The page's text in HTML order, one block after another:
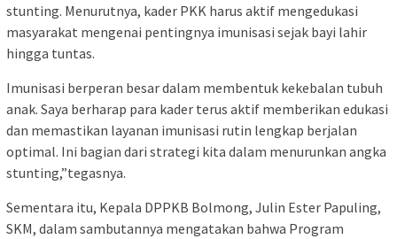
stunting. Menurutnya, kader PKK harus aktif mengedukasi
masyarakat mengenai pentingnya imunisasi sejak bayi lahir
hingga tuntas.
Imunisasi berperan besar dalam membentuk kekebalan tubuh
anak. Saya berharap para kader terus aktif memberikan edukasi
dan memastikan layanan imunisasi rutin lengkap berjalan
optimal. Ini bagian dari strategi kita dalam menurunkan angka
stunting,”tegasnya.
Sementara itu, Kepala DPPKB Bolmong, Julin Ester Papuling,
SKM, dalam sambutannya mengatakan bahwa Program